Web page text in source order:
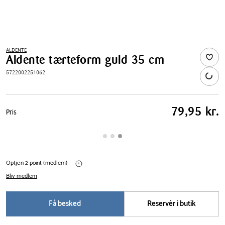
ALDENTE
Aldente tærteform guld 35 cm
5722002251062
Pris
tabel
Pris 79,95 kr.
Optjen 2 point (medlem)
Bliv medlem
Få besked Reservér i butik